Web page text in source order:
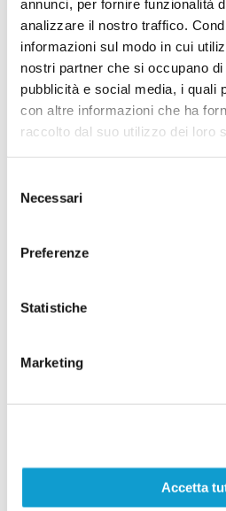
annunci, per fornire funzionalità
analizzare il nostro traffico.
informazioni sul modo in cui
nostri partner che si occupano
pubblicità e social media, i quali
con altre informazioni che ha
raccolto dal suo utilizzo dei loro
delNecessari
Preferenze
Statistiche
Marketing
Accetta